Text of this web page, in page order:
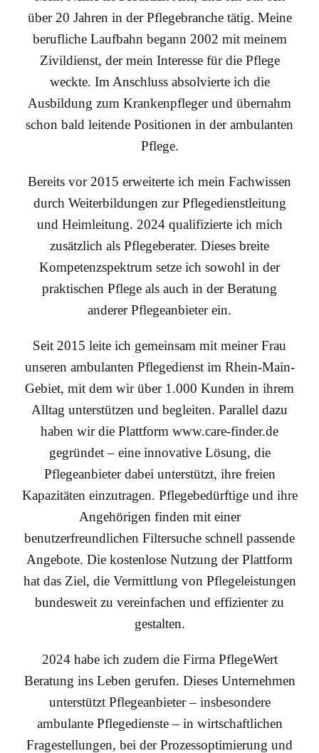
über 20 Jahren in der Pflegebranche tätig. Meine
berufliche Laufbahn begann 2002 mit meinem
Zivildienst, der mein Interesse für die Pflege
weckte. Im Anschluss absolvierte ich die
Ausbildung zum Krankenpfleger und übernahm
schon bald leitende Positionen in der ambulanten
Pflege.
Bereits vor 2015 erweiterte ich mein Fachwissen
durch Weiterbildungen zur Pflegedienstleitung
und Heimleitung. 2024 qualifizierte ich mich
zusätzlich als Pflegeberater. Dieses breite
Kompetenzspektrum setze ich sowohl in der
praktischen Pflege als auch in der Beratung
anderer Pflegeanbieter ein.
Seit 2015 leite ich gemeinsam mit meiner Frau
unseren ambulanten Pflegedienst im Rhein-Main-
Gebiet, mit dem wir über 1.000 Kunden in ihrem
Alltag unterstützen und begleiten. Parallel dazu
haben wir die Plattform www.care-finder.de
gegründet – eine innovative Lösung, die
Pflegeanbieter dabei unterstützt, ihre freien
Kapazitäten einzutragen. Pflegebedürftige und ihre
Angehörigen finden mit einer
benutzerfreundlichen Filtersuche schnell passende
Angebote. Die kostenlose Nutzung der Plattform
hat das Ziel, die Vermittlung von Pflegeleistungen
bundesweit zu vereinfachen und effizienter zu
gestalten.
2024 habe ich zudem die Firma PflegeWert
Beratung ins Leben gerufen. Dieses Unternehmen
unterstützt Pflegeanbieter – insbesondere
ambulante Pflegedienste – in wirtschaftlichen
Fragestellungen, bei der Prozessoptimierung und